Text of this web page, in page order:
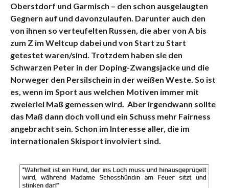
Oberstdorf und Garmisch – den schon ausgelaugten
Gegnern auf und davonzulaufen. Darunter auch den
von ihnen so verteufelten Russen, die aber von A bis
zum Z im Weltcup dabei und von Start zu Start
getestet waren/sind. Trotzdem haben sie den
Schwarzen Peter in der Doping-Zwangsjacke und die
Norweger den Persilschein in der weißen Weste. So ist
es, wenn im Sport aus welchen Motiven immer mit
zweierlei Maß gemessen wird. Aber irgendwann sollte
das Maß dann doch voll und ein Schuss mehr Fairness
angebracht sein. Schon im Interesse aller, die im
internationalen Skisport involviert sind.